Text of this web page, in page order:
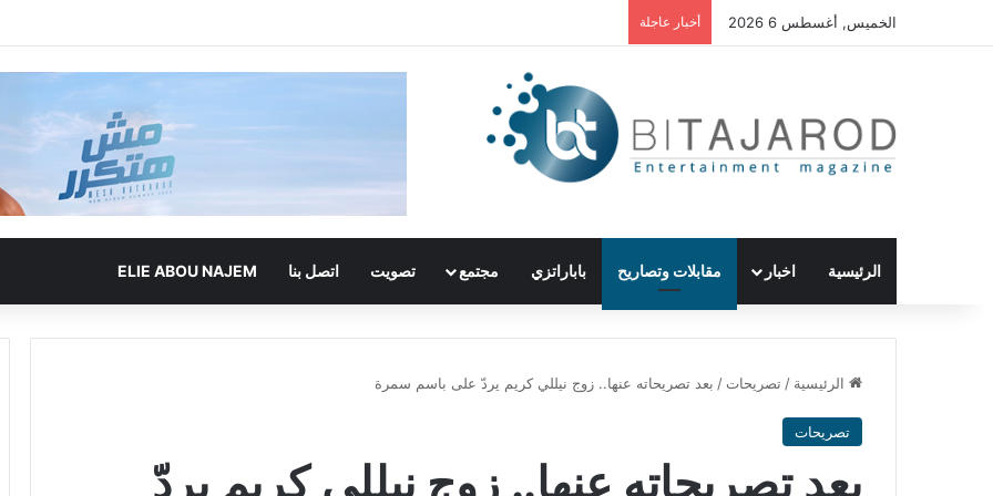
الخميس, أغسطس 6 2026 أخبار عاجلة
الرئيسية اخبار مقابلات وتصاريح باباراتزي مجتمع تصويت اتصل بنا ELIE ABOU NAJEM
الرئيسية / تصريحات / بعد تصريحاته عنها.. زوج نيللي كريم يردّ على باسم سمرة
تصريحات
بعد تصريحاته عنها.. زوج نيللي كريم يردّ